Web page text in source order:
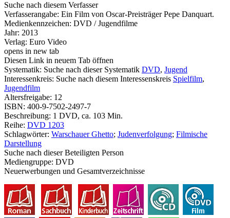
Suche nach diesem Verfasser
Verfasserangabe: Ein Film von Oscar-Preisträger Pepe Danquart.
Medienkennzeichen: DVD / Jugendfilme
Jahr: 2013
Verlag: Euro Video
opens in new tab
Diesen Link in neuem Tab öffnen
Systematik: Suche nach dieser Systematik DVD, Jugend
Interessenkreis: Suche nach diesem Interessenskreis Spielfilm,
Jugendfilm
Altersfreigabe: 12
ISBN: 400-9-7502-2497-7
Beschreibung: 1 DVD, ca. 103 Min.
Reihe: DVD 1203
Schlagwörter: Warschauer Ghetto; Judenverfolgung; Filmische
Darstellung
Suche nach dieser Beteiligten Person
Mediengruppe: DVD
Neuerwerbungen und Gesamtverzeichnisse